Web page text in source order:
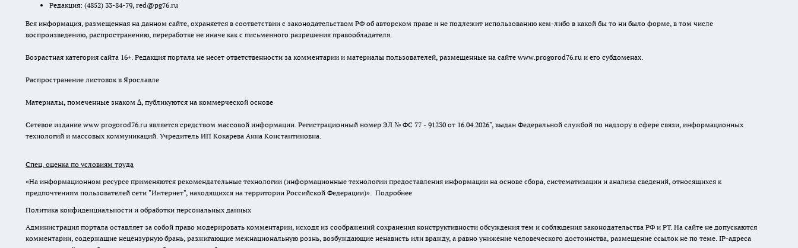
Редакция: (4852) 33-84-79, red@pg76.ru
Вся информация, размещенная на данном сайте, охраняется в соответствии с законодательством РФ об авторском праве и не подлежит использованию кем-либо в какой бы то ни было форме, в том числе
воспроизведению, распространению, переработке не иначе как с письменного разрешения правообладателя.
Возрастная категория сайта 16+. Редакция портала не несет ответственности за комментарии и материалы пользователей, размещенные на сайте www.progorod76.ru и его субдоменах.
Распространение листовок в Ярославле
Материалы, помеченные знаком ∆, публикуются на коммерческой основе
Сетевое издание www.progorod76.ru является средством массовой информации. Регистрационный номер ЭЛ № ФС 77 - 91230 от 16.04.2026", выдан Федеральной службой по надзору в сфере связи, информационных
технологий и массовых коммуникаций. Учредитель ИП Кокарева Анна Константиновна.
Спец. оценка по условиям труда
«На информационном ресурсе применяются рекомендательные технологии (информационные технологии предоставления информации на основе сбора, систематизации и анализа сведений, относящихся к
предпочтениям пользователей сети "Интернет", находящихся на территории Российской Федерации)». Подробнее
Политика конфиденциальности и обработки персональных данных
Администрация портала оставляет за собой право модерировать комментарии, исходя из соображений сохранения конструктивности обсуждения тем и соблюдения законодательства РФ и РТ. На сайте не допускаются
комментарии, содержащие нецензурную брань, разжигающие межнациональную рознь, возбуждающие ненависть или вражду, а равно унижение человеческого достоинства, размещение ссылок не по теме. IP-адреса